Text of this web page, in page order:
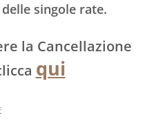
singole rate.
la Cancellazione
qui